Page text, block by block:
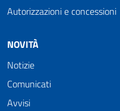
Autorizzazioni e concessioni
NOVITÀ
Notizie
Comunicati
Avvisi